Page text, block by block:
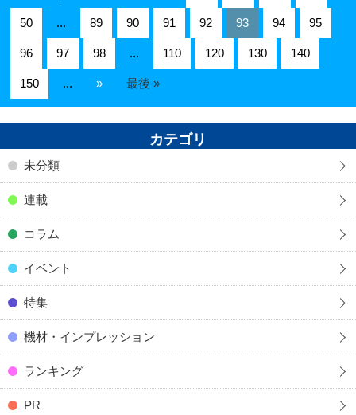
50 ... 89 90 91 92 93 94 95
96 97 98 ... 110 120 130 140
150 ... » 最後 »
カテゴリ
未分類
連載
コラム
イベント
特集
機材・インプレッション
ランキング
PR